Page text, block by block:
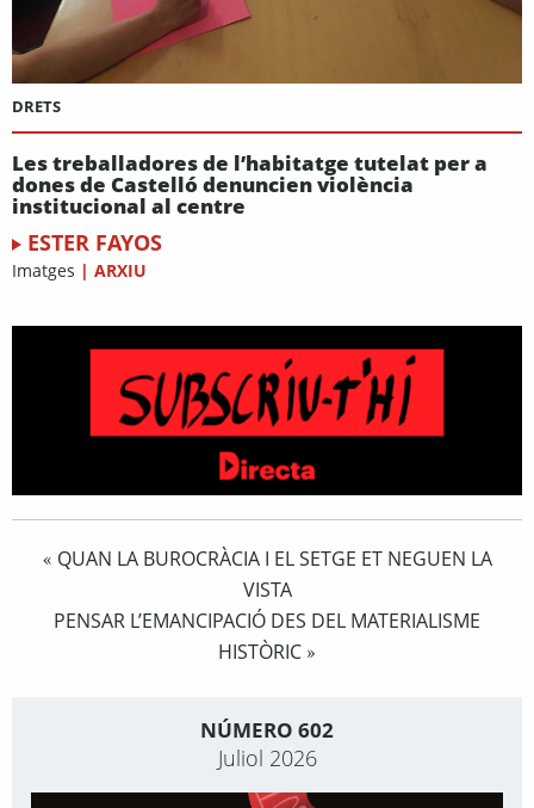
DRETS
Les treballadores de l’habitatge tutelat per a
dones de Castelló denuncien violència
institucional al centre
ESTER FAYOS
Imatges | ARXIU
« QUAN LA BUROCRÀCIA I EL SETGE ET NEGUEN LA
VISTA
PENSAR L’EMANCIPACIÓ DES DEL MATERIALISME
HISTÒRIC »
NÚMERO 602
Juliol 2026